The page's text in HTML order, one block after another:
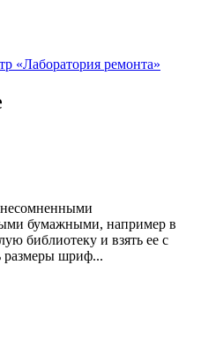
«Лаборатория ремонта»
бумажными, например в
библиотеку и взять ее с
размеры шриф...